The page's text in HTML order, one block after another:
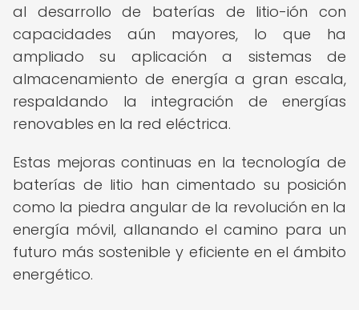
al desarrollo de baterías de litio-ión con
capacidades aún mayores, lo que ha
ampliado su aplicación a sistemas de
almacenamiento de energía a gran escala,
respaldando la integración de energías
renovables en la red eléctrica.
Estas mejoras continuas en la tecnología de
baterías de litio han cimentado su posición
como la piedra angular de la revolución en la
energía móvil, allanando el camino para un
futuro más sostenible y eficiente en el ámbito
energético.